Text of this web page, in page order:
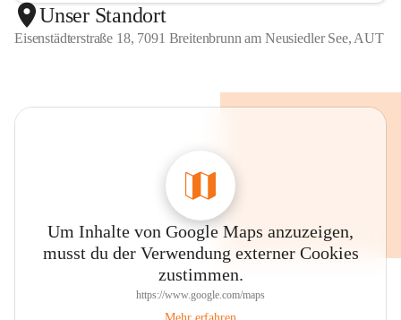
Unser Standort
Eisenstädterstraße 18, 7091 Breitenbrunn am Neusiedler See, AUT
Um Inhalte von Google Maps anzuzeigen,
musst du der Verwendung externer Cookies
zustimmen.
https://www.google.com/maps